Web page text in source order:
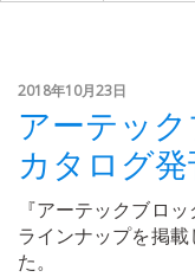
2018年10月23日
アーテッ
カタログ発
『アーテックブロ
ラインナップを掲
た。